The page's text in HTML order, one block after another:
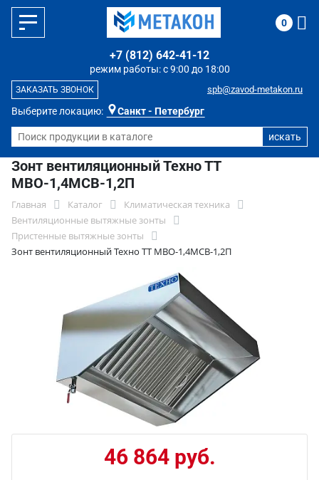
Выберите локацию: Санкт - Петербург
режим работы: с 9:00 до 18:00
+7 (812) 642-41-12
spb@zavod-metakon.ru
ЗАКАЗАТЬ ЗВОНОК
0
Зонт вентиляционный Техно ТТ
МВО-1,4МСВ-1,2П
Главная Каталог
Климатическая техника
Вентиляционные вытяжные зонты
Пристенные вытяжные зонты
Зонт вентиляционный Техно ТТ МВО-1,4МСВ-1,2П
46 864 руб.